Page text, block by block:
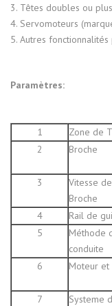
3. Têtes doubles ou plus
4. Servomoteurs
5. Autres
Paramètres:
1 Zone de
2
Broche
3
Vitesse
Broche
4 Rail de
5
Méthode
conduite
6
Moteur et
7
Systeme